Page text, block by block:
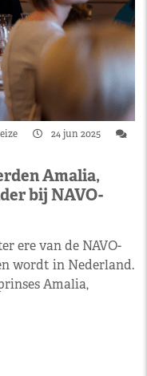
24 jun 2025
Amalia,
bij NAVO-
ere van de NAVO-
wordt in Nederland.
Amalia,